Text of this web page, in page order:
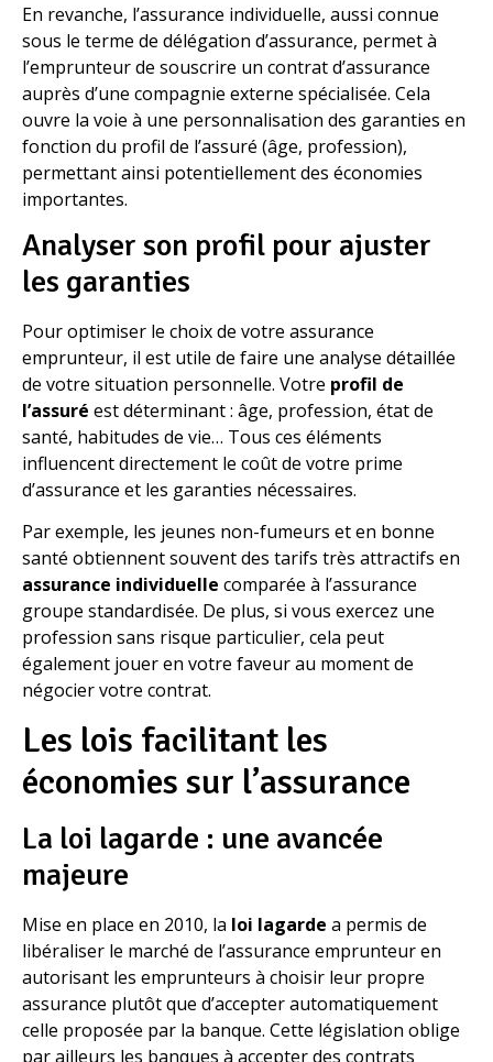
En revanche, l’assurance individuelle, aussi connue
sous le terme de délégation d’assurance, permet à
l’emprunteur de souscrire un contrat d’assurance
auprès d’une compagnie externe spécialisée. Cela
ouvre la voie à une personnalisation des garanties en
fonction du profil de l’assuré (âge, profession),
permettant ainsi potentiellement des économies
importantes.
Analyser son profil pour ajuster
les garanties
Pour optimiser le choix de votre assurance
emprunteur, il est utile de faire une analyse détaillée
de votre situation personnelle. Votre profil de
l’assuré est déterminant : âge, profession, état de
santé, habitudes de vie… Tous ces éléments
influencent directement le coût de votre prime
d’assurance et les garanties nécessaires.
Par exemple, les jeunes non-fumeurs et en bonne
santé obtiennent souvent des tarifs très attractifs en
assurance individuelle comparée à l’assurance
groupe standardisée. De plus, si vous exercez une
profession sans risque particulier, cela peut
également jouer en votre faveur au moment de
négocier votre contrat.
Les lois facilitant les
économies sur l’assurance
La loi lagarde : une avancée
majeure
Mise en place en 2010, la loi lagarde a permis de
libéraliser le marché de l’assurance emprunteur en
autorisant les emprunteurs à choisir leur propre
assurance plutôt que d’accepter automatiquement
celle proposée par la banque. Cette législation oblige
par ailleurs les banques à accepter des contrats